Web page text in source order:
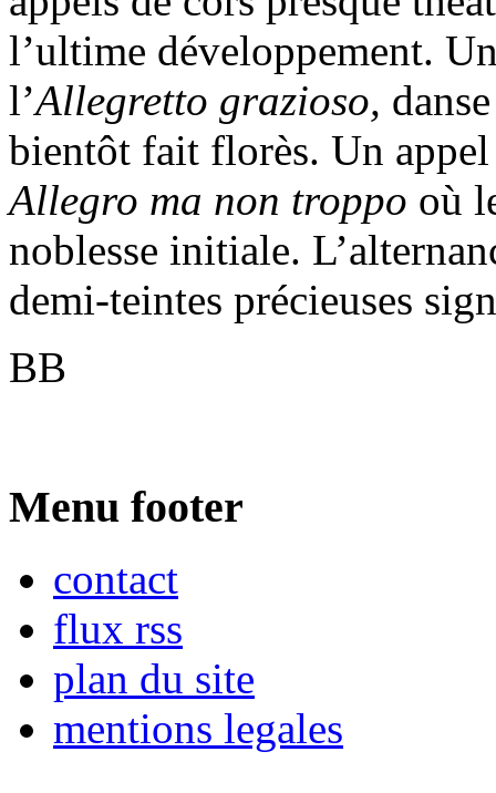
l’ultime développement.
l’Allegretto grazioso,
bientôt fait florès. Un
Allegro ma non troppo où
noblesse initiale.
demi-teintes précieuses
BB
Menu footer
contact
flux rss
plan du site
mentions legales